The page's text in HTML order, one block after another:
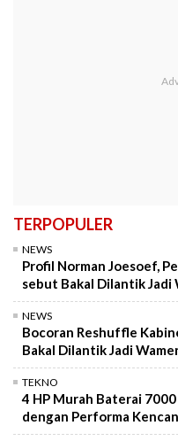
TERPOPULER
NEWS
Profil Norman Joesoef,
sebut Bakal Dilantik Jadi
NEWS
Bocoran Reshuffle
Bakal Dilantik Jadi
TEKNO
4 HP Murah Baterai
dengan Performa